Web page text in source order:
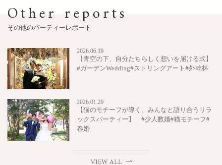
Other reports
その他のパーティーレポート
2026.06.19
【青空の下、自分たちらしく想いを届ける式】
#ガーデンWedding#ストリングアート#外乾杯
2026.01.29
【猫のモチーフが導く、みんなと語り合うリラ
ックスパーティー】 #少人数婚#猫モチーフ#
春婚
VIEW ALL